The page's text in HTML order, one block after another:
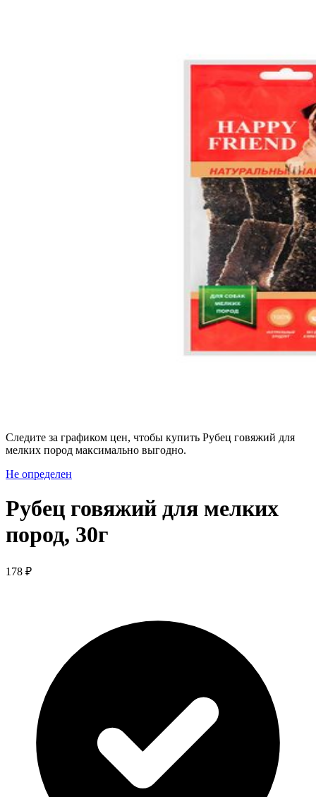
Следите за графиком цен, чтобы купить Рубец говяжий для
мелких пород максимально выгодно.
Не определен
Рубец говяжий для мелких
пород, 30г
178 ₽